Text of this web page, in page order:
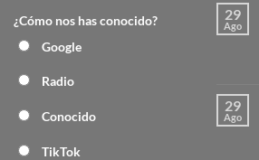
¿Cómo nos has conocido?
Google
Radio
Conocido
TikTok
29
Ago
29
Ago